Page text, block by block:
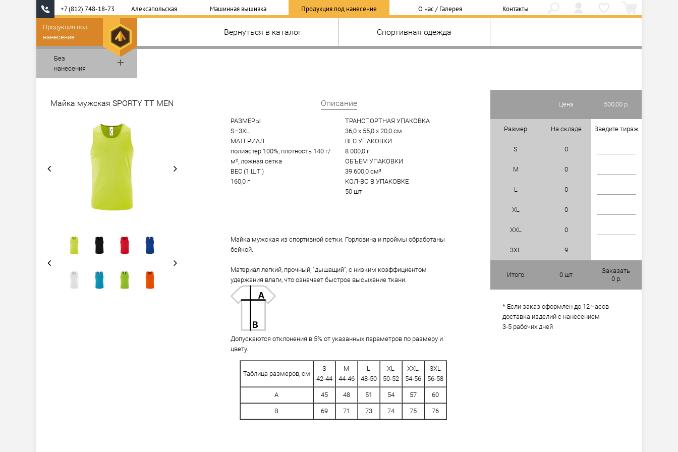
+7 (812) 748-18-73 Алексапольская Машинная вышивка Продукция под нанесение О нас / Галерея Контакты
Вернуться в каталог Спортивная одежда
Продукция под
нанесение
Без
нанесения
Майка мужская SPORTY TT MEN Цена 500,00 р.
Размер На складе Введите тираж
S 0
M 0
L 0
XL 0
XXL 0
3XL 9
Итого 0 шт
Заказать
0 р.
* Если заказ оформлен до 12 часов
доставка изделий с нанесением
3-5 рабочих дней
Описание
РАЗМЕРЫ
S–3XL
МАТЕРИАЛ
полиэстер 100%, плотность 140 г/
м², ложная сетка
ВЕС (1 ШТ.)
160,0 г
ТРАНСПОРТНАЯ УПАКОВКА
36,0 x 55,0 x 20,0 см
ВЕС УПАКОВКИ
8 000,0 г
ОБЪЕМ УПАКОВКИ
39 600,0 см³
КОЛ-ВО В УПАКОВКЕ
50 шт
Майка мужская из спортивной сетки. Горловина и проймы обработаны
бейкой.
Материал легкий, прочный, "дышащий", с низким коэффициентом
удержания влаги, что означает быстрое высыхание ткани.
Допускаются отклонения в 5% от указанных параметров по размеру и
цвету.
Таблица размеров, см
S
42-44
M
44-46
L
48-50
XL
50-52
XXL
54-56
3XL
56-58
A 45 48 51 54 57 60
B 69 71 73 74 75 76